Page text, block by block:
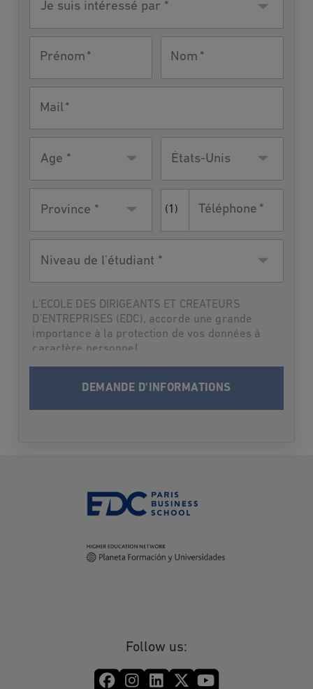
intéressé
par
Prénom
Nom
Mail
résidence
États-Unis
Province * (1) Téléphone
de
L'ECOLE DES DIRIGEANTS ET CREATEURS
D'ENTREPRISES (EDC), accorde une grande
importance à la protection de vos données à
caractère personnel.
Par suite,L'ECOLE DES DIRIGEANTS ET
informe qu’elle traitera vos données à
caractère personnel en vue de vous contacter
Conformément à la loi Informatique et Libertés
(UE) 2016/679 relatif à la protection des
données à caractère personnel, vous disposez
directives relatives à la conservation, à
données à caractère personnel après votre
Follow us: